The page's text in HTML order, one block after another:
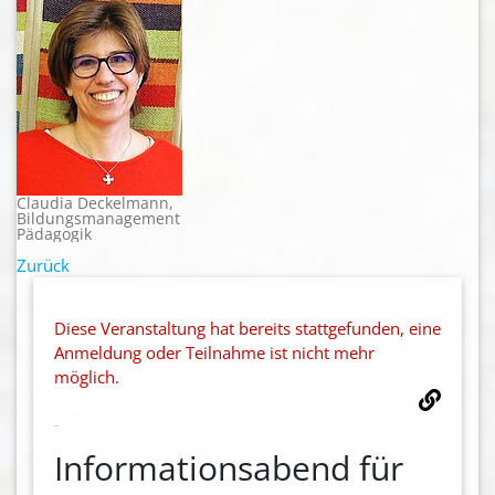
Claudia Deckelmann,
Bildungsmanagement
Pädagogik
Zurück
Diese Veranstaltung hat bereits stattgefunden, eine
Anmeldung oder Teilnahme ist nicht mehr
möglich.
Informationsabend für